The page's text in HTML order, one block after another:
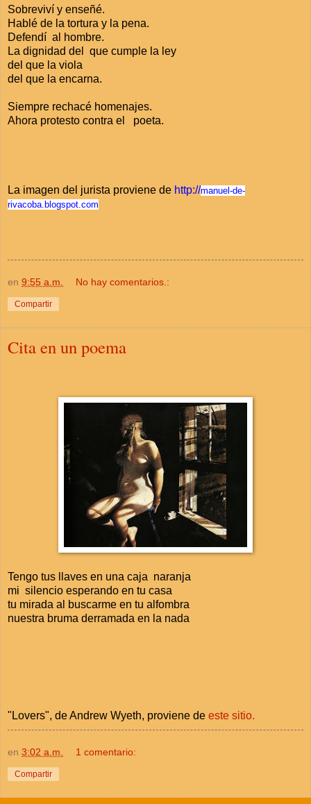
Sobreviví y enseñé.
Hablé de la tortura y la pena.
Defendí al hombre.
La dignidad del que cumple la ley
del que la viola
del que la encarna.
Siempre rechacé homenajes.
Ahora protesto contra el poeta.
La imagen del jurista proviene de http://manuel-de-
rivacoba.blogspot.com
en 9:55 a.m. No hay comentarios.:
Compartir
Cita en un poema
Tengo tus llaves en una caja naranja
mi silencio esperando en tu casa
tu mirada al buscarme en tu alfombra
nuestra bruma derramada en la nada
"Lovers", de Andrew Wyeth, proviene de este sitio.
en 3:02 a.m. 1 comentario:
Compartir